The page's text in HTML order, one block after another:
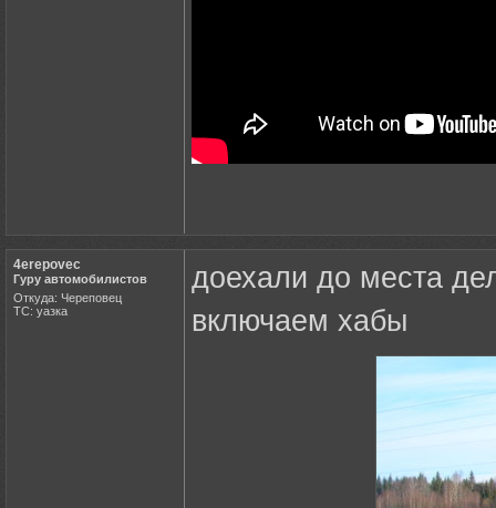
4erepovec
Гуру автомобилистов
Откуда: Череповец
ТС: уазка
доехали до места
включаем хабы